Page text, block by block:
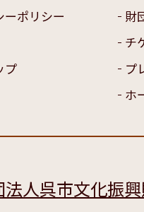
ーポリシー
プ
財
チ
プ
ホ
法人呉市文化振